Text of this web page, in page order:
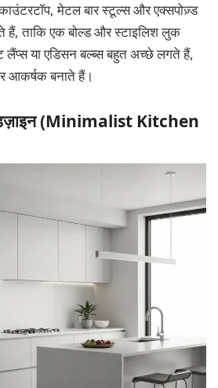
मेटल बार स्टूल्स और एक्सपोज़्ड
हैं, ताकि एक बोल्ड और स्टाइलिश लुक
लैंप्स या एडिसन बल्ब्स बहुत अच्छे लगते हैं,
आकर्षक बनाते हैं।
(Minimalist Kitchen